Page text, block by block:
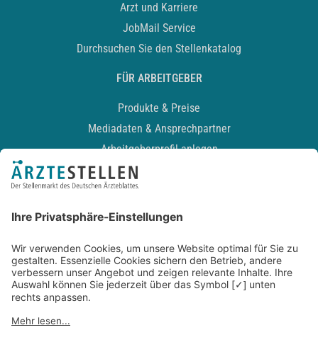
Arzt und Karriere
JobMail Service
Durchsuchen Sie den Stellenkatalog
FÜR ARBEITGEBER
Produkte & Preise
Mediadaten & Ansprechpartner
Arbeitgeberprofil anlegen
Recruiting-Podcast
Kontakt
Datenschutz
Newsletter